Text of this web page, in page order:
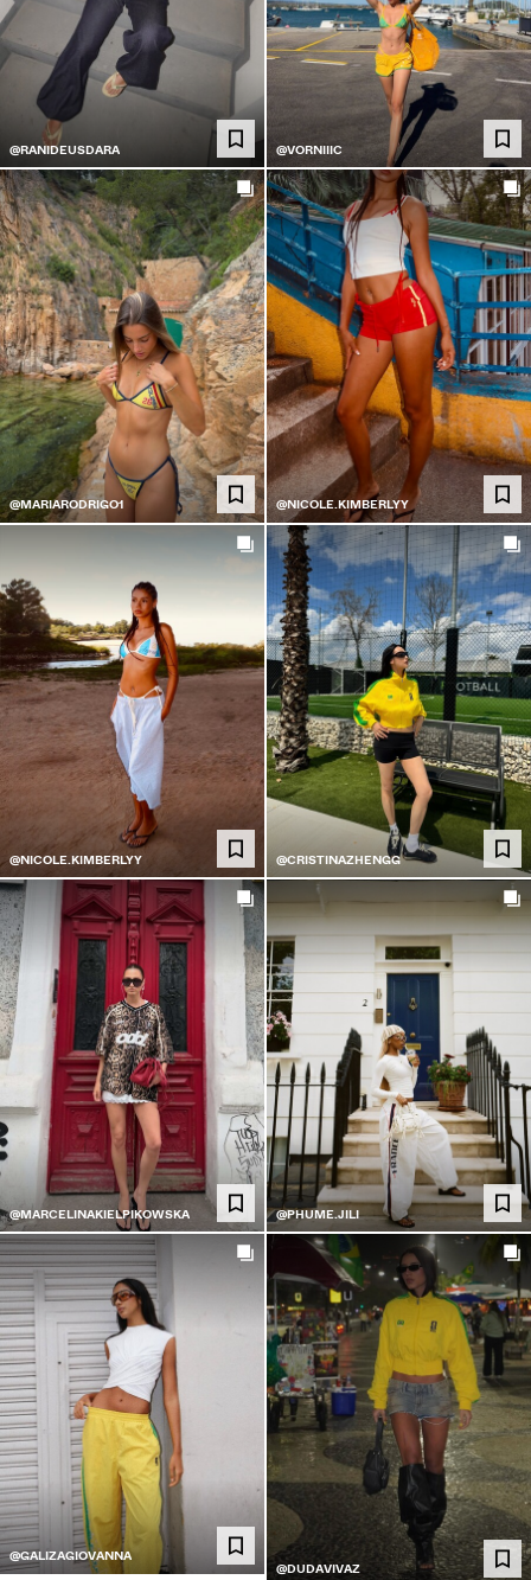
@RANIDEUSDARA @VORNIIIC
@MARIARODRIGO1 @NICOLE.KIMBERLYY
@NICOLE.KIMBERLYY @CRISTINAZHENGG
@MARCELINAKIELPIKOWSKA @PHUME.JILI
@GALIZAGIOVANNA
@DUDAVIVAZ